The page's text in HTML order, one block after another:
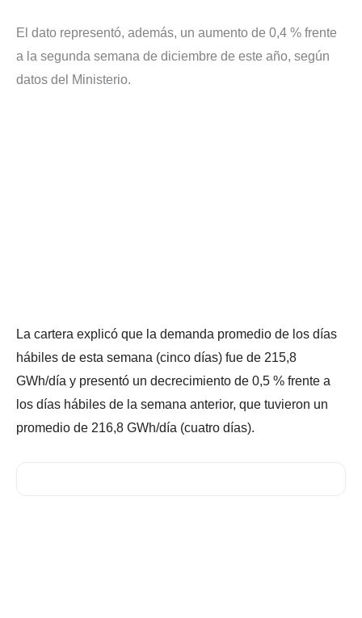
El dato representó, además, un aumento de 0,4 % frente
a la segunda semana de diciembre de este año, según
datos del Ministerio.
La cartera explicó que la demanda promedio de los días
hábiles de esta semana (cinco días) fue de 215,8
GWh/día y presentó un decrecimiento de 0,5 % frente a
los días hábiles de la semana anterior, que tuvieron un
promedio de 216,8 GWh/día (cuatro días).